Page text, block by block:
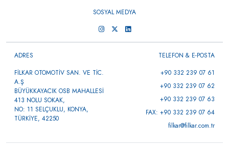
SOSYAL MEDYA
ADRES
FİLKAR OTOMOTİV SAN. VE TİC.
A.Ş
BÜYÜKKAYACIK OSB MAHALLESİ
413 NOLU SOKAK,
NO: 11 SELÇUKLU, KONYA,
TÜRKİYE, 42250
TELEFON & E-POSTA
+90 332 239 07 61
+90 332 239 07 62
+90 332 239 07 63
FAX: +90 332 239 07 64
filkar@filkar.com.tr